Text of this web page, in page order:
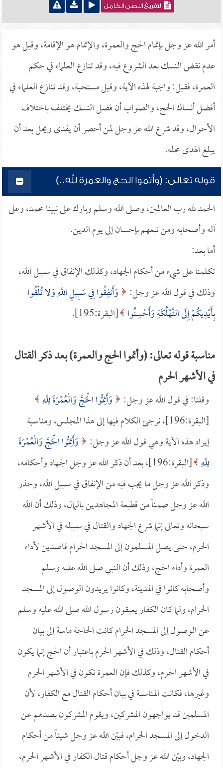
التفريغ النصي الكامل
أمر الله عز وجل بإتمام الحج والعمرة، والإتمام هو الإقامة، وقيل هو
عدم نقض النسك بعد الشروع فيه، وقد تنازع العلماء في حكم
العمرة، فقيل: واجبة لهذه الآية، وقيل مستحبة، وقد تنازع العلماء في
أفضل أنساك الحج، والصواب أن فضل النسك يختلف باختلاف
الأحوال، وقد شرع الله عز وجل لمن أحصر أن يفدى ويحل بعد أن
يبلغ الهدى محله.
قوله تعالى: (وأتموا الحج والعمرة لله..)
الحمد لله رب العالمين، وصلى الله وسلم وبارك على نبينا محمد، وعلى
آله وأصحابه ومن تبعهم بإحسان إلى يوم الدين.
أما بعد:
تكلمنا على شيء من أحكام الجهاد، وكذلك الإنفاق في سبيل الله،
وذلك في قول الله عز وجل:
وَأَنفِقُوا فِي سَبِيلِ اللَّهِ وَلا تُلْقُوا
بِأَيْدِيكُمْ إِلَى التَّهْلُكَةِ وَأَحْسِنُوا [البقرة:195].
مناسبة قوله تعالى: (وأتموا الحج والعمرة) بعد ذكر القتال
في الأشهر الحرم
وقلنا: في قول الله عز وجل:
وَأَتِمُّوا الْحَجَّ وَالْعُمْرَةَ لِلَّهِ
[البقرة:196]، نرجئ الكلام فيها إلى هذا المجلس، ومناسبة
إيراد هذه الآية وهي قول الله عز وجل:
وَأَتِمُّوا الْحَجَّ وَالْعُمْرَةَ
لِلَّهِ
[البقرة:196]، بعد أن ذكر الله عز وجل الجهاد وأحكامه،
وذكر الله عز وجل ما يجب فيه من الإنفاق في سبيل الله، وحذر
الله عز وجل ضمناً من قطيعة المجاهدين بالمال، وذلك أن الله
سبحانه وتعالى إنما شرع الجهاد والقتال في سبيله في الأشهر
الحرم، حتى يصل المسلمون إلى المسجد الحرام قاصدين لأداء
العمرة وأداء الحج، وذلك أن النبي صلى الله عليه وسلم
وأصحابه كانوا في المدينة، وكانوا يريدون الوصول إلى المسجد
الحرام، ولما كان الكفار يعيقون رسول الله صلى الله عليه وسلم
عن الوصول إلى المسجد الحرام كانت الحاجة ماسة إلى بيان
أحكام القتال، وذلك في الأشهر الحرم باعتبار أن الحج إنما يكون
في الأشهر الحرم، وكذلك فإن العمرة تكون في الأشهر الحرم
وغيرها، فكانت المناسبة في بيان أحكام القتال مع الكفار، لأن
المسلمين قد يواجهون المشركين، ويقوم المشركون بصدهم عن
الدخول إلى المسجد الحرام، فبيّن الله عز وجل شيئاً من أحكام
الجهاد، وبيّن الله عز وجل أحكام قتال الكفار في الأشهر الحرم،